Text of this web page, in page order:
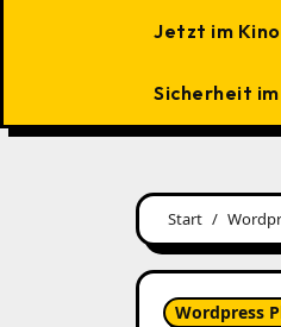
Jetzt im Kino
Sicherheit
Start
Wordpress